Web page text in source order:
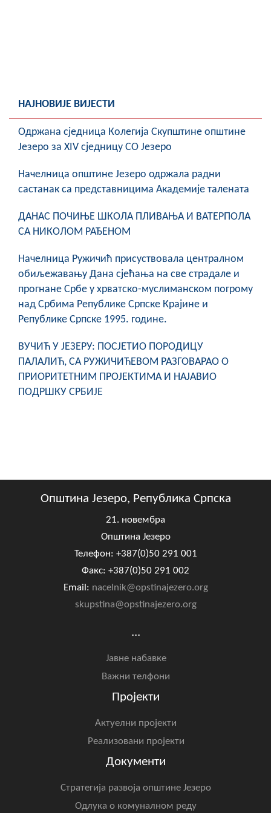
НАЈНОВИЈЕ ВИЈЕСТИ
Oдржана сједница Колегија Скупштине општине
Језеро за XIV сједницу СО Језеро
Начелница општине Језеро одржала радни
састанак са представницима Академије талената
ДАНАС ПОЧИЊЕ ШКОЛА ПЛИВАЊА И ВАТЕРПОЛА
СА НИКОЛОМ РАЂЕНОМ
Начелница Ружичић присуствовала централном
обиљежавању Дана сјећања на све страдале и
прогнане Србе у хрватско-муслиманском погрому
над Србима Републике Српске Крајине и
Републике Српске 1995. године.
ВУЧИЋ У ЈЕЗЕРУ: ПОСЈЕТИО ПОРОДИЦУ
ПАЛАЛИЋ, СА РУЖИЧИЋЕВОМ РАЗГОВАРАО О
ПРИОРИТЕТНИМ ПРОЈЕКТИМА И НАЈАВИО
ПОДРШКУ СРБИЈЕ
Општина Језеро, Република Српска
21. новембра
Општина Језеро
Телефон: +387(0)50 291 001
Факс: +387(0)50 291 002
Email: nacelnik@opstinajezero.org
skupstina@opstinajezero.org
...
Јавне набавке
Важни телфони
Пројекти
Актуелни пројекти
Реализовани пројекти
Документи
Стратегија развоја општине Језеро
Одлука о комуналном реду